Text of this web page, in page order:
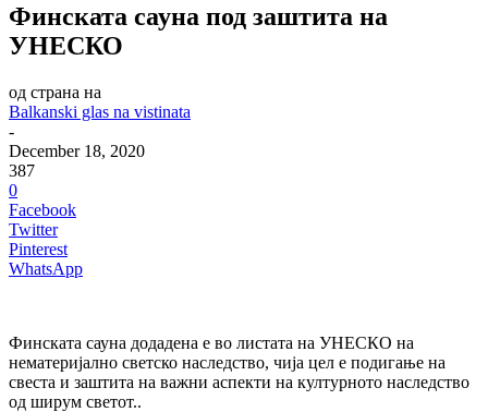
Финската сауна под заштита на
УНЕСКО
од страна на
Balkanski glas na vistinata
-
December 18, 2020
387
0
Facebook
Twitter
Pinterest
WhatsApp
Финската сауна додадена е во листата на УНЕСКО на
нематеријално светско наследство, чија цел е подигање на
свеста и заштита на важни аспекти на културното наследство
од ширум светот..